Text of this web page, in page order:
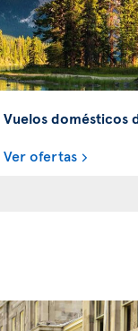
Vuelos domésticos
Ver ofertas